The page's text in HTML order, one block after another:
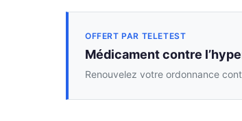
OFFERT PAR TELETEST
Médicament contre
Renouvelez votre ordonnance